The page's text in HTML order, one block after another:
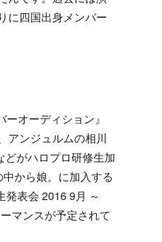
に四国出身メンバー
オーディション』
アンジュルムの相川
がハロプロ研修生加
から娘。に加入する
表会 2016 9月 ～
マンスが予定されて